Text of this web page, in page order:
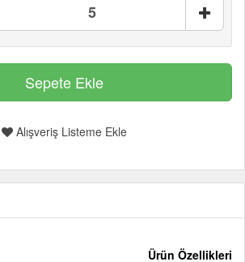
Alışveriş Listeme Ekle
Özellikleri